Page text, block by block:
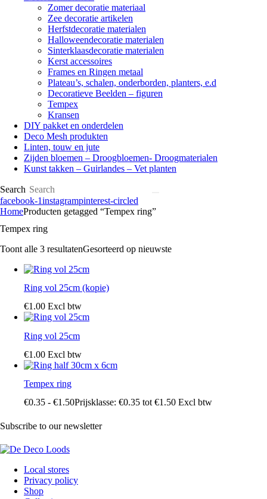
Zomer decoratie materiaal
Zee decoratie artikelen
Herfstdecoratie materialen
Halloweendecoratie materialen
Sinterklaasdecoratie materialen
Kerst accessoires
Frames en Ringen metaal
Plateau’s, schalen, onderborden, planters, e.d
Decoratieve Beelden – figuren
Tempex
Kransen
DIY pakket en onderdelen
Deco Mesh produkten
Linten, touw en jute
Zijden bloemen – Droogbloemen- Droogmaterialen
Kunst takken – Guirlandes – Vet planten
Search
facebook-1instagrampinterest-circled
HomeProducten getagged “Tempex ring”
Tempex ring
Toont alle 3 resultatenGesorteerd op nieuwste
Ring vol 25cm (kopie)
€1 .00 Excl btw
Ring vol 25cm
€1 .00 Excl btw
Tempex ring
€0.35 - €1 .50Prijsklasse: €0.35 tot €1 .50 Excl btw
Subscribe to our newsletter
Local stores
Privacy policy
Shop